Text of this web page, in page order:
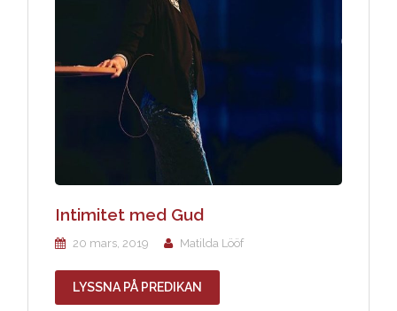
Intimitet med Gud
20 mars, 2019 Matilda Lööf
LYSSNA PÅ PREDIKAN